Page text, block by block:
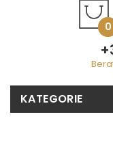
0
KATEGORIE